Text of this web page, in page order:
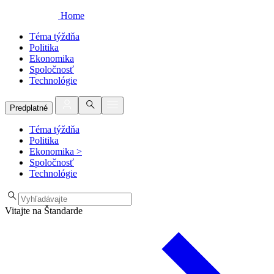
Home
Téma týždňa
Politika
Ekonomika
Spoločnosť
Technológie
Predplatné
Téma týždňa
Politika
Ekonomika >
Spoločnosť
Technológie
Vitajte na Štandarde